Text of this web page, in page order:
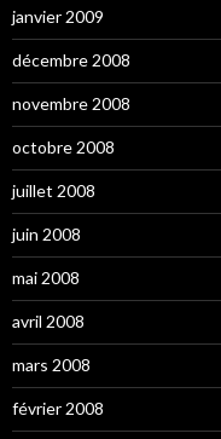
janvier 2009
décembre 2008
novembre 2008
octobre 2008
juillet 2008
juin 2008
mai 2008
avril 2008
mars 2008
février 2008